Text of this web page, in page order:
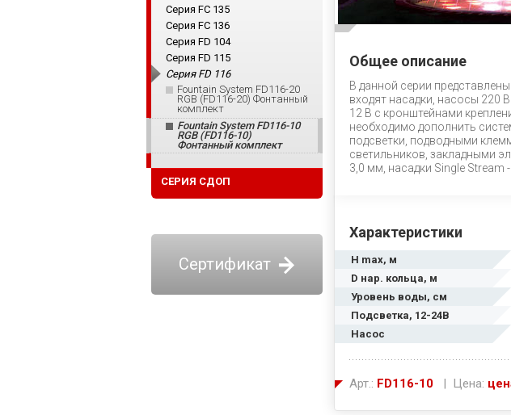
Общее описание
В данной серии
входят насадки, насосы 220
12 В с кронштейнами
необходимо дополнить
подсветки, подводными
светильников, закладными
3,0 мм, насадки Single Stream
Характеристики
H max, м
D нар. кольца, м
Уровень воды, см
Подсветка, 12-24В
Насос
Арт.: FD116-10 | Цена:
Серия FC 135
Серия FC 136
Серия FD 104
Серия FD 115
Серия FD 116
Fountain System FD116-20
RGB (FD116-20) Фонтанный
комплект
Fountain System FD116-10
RGB (FD116-10)
Фонтанный комплект
СЕРИЯ СДОП
Сертификат